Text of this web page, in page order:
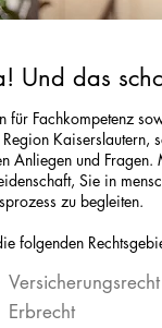
Und das
Fachkompetenz
Kaiserslautern,
Anliegen und
Sie in
zu begleiten.
folgenden
Versicherungsrecht
Erbrecht